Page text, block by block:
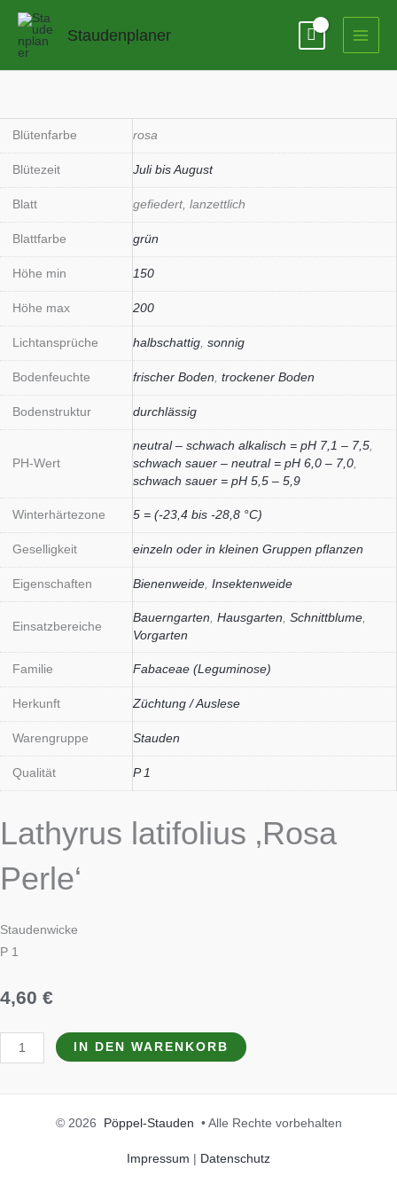
Zum
springen
Staudenplaner
Blütenfarbe rosa
Blütezeit Juli bis August
Blatt gefiedert, lanzettlich
Blattfarbe grün
Höhe min 150
Höhe max 200
Lichtansprüche halbschattig sonnig
Bodenfeuchte frischer Boden trockener Boden
Bodenstruktur durchlässig
PH-Wert
neutral – schwach alkalisch = pH 7,1 – 7,5
schwach sauer – neutral = pH 6,0 – 7,0
schwach sauer = pH 5,5 – 5,9
Winterhärtezone 5 = (-23,4 bis -28,8 °C)
Geselligkeit einzeln oder in kleinen Gruppen pflanzen
Eigenschaften Bienenweide Insektenweide
Einsatzbereiche
Bauerngarten Hausgarten Schnittblume
Vorgarten
Familie Fabaceae (Leguminose)
Herkunft Züchtung / Auslese
Warengruppe Stauden
Qualität P 1
Lathyrus latifolius ‚Rosa
Perle‘
Staudenwicke
P 1
4,60 €
Menge
IN DEN WARENKORB
© 2026 Pöppel-Stauden • Alle Rechte vorbehalten
Impressum | Datenschutz